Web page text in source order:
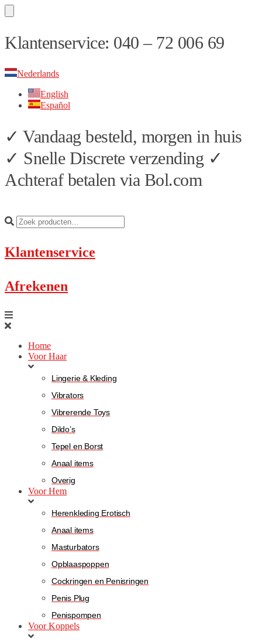
Skip
to
Skip
to
Klantenservice: 040 – 72 006 69
Nederlands
English
Español
✓ Vandaag besteld, morgen in huis
✓ Snelle Discrete verzending ✓
Achteraf betalen via Bol.com
Klantenservice
Afrekenen
Home
Voor Haar
Lingerie & Kleding
Vibrators
Vibrerende Toys
Dildo’s
Tepel en Borst
Anaal items
Overig
Voor Hem
Herenkleding Erotisch
Anaal items
Masturbators
Opblaaspoppen
Cockringen en Penisringen
Penis Plug
Penispompen
Voor Koppels